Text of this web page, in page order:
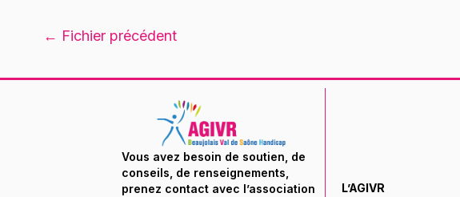
← Fichier précédent
Vous avez besoin de soutien, de
conseils, de renseignements,
prenez contact avec l’association
L’AGIVR